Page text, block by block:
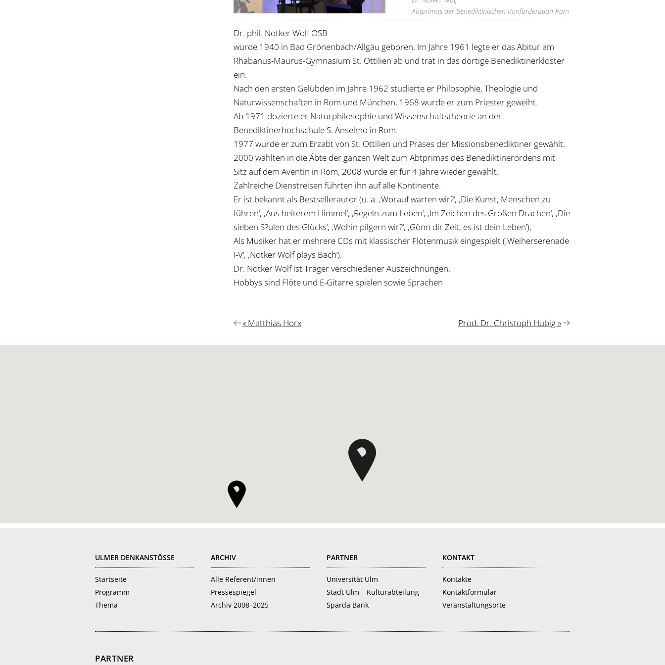
Abtprimas der Benediktinischen Konförderation Rom
Dr. phil. Notker Wolf OSB
wurde 1940 in Bad Grönenbach/Allgäu geboren. Im Jahre 1961 legte er das Abitur am
Rhabanus-Maurus-Gymnasium St. Ottilien ab und trat in das dortige Benediktinerkloster
ein.
Nach den ersten Gelübden im Jahre 1962 studierte er Philosophie, Theologie und
Naturwissenschaften in Rom und München, 1968 wurde er zum Priester geweiht.
Ab 1971 dozierte er Naturphilosophie und Wissenschaftstheorie an der
Benediktinerhochschule S. Anselmo in Rom.
1977 wurde er zum Erzabt von St. Ottilien und Präses der Missionsbenediktiner gewählt.
2000 wählten in die Äbte der ganzen Welt zum Abtprimas des Benediktinerordens mit
Sitz auf dem Aventin in Rom, 2008 wurde er für 4 Jahre wieder gewählt.
Zahlreiche Dienstreisen führten ihn auf alle Kontinente.
Er ist bekannt als Bestsellerautor (u. a. ‚Worauf warten wir?‘, ‚Die Kunst, Menschen zu
führen‘, ‚Aus heiterem Himmel‘, ‚Regeln zum Leben‘, ‚Im Zeichen des Großen Drachen‘, ‚Die
sieben S?ulen des Glücks‘, ‚Wohin pilgern wir?‘, ‚Gönn dir Zeit, es ist dein Leben‘),
Als Musiker hat er mehrere CDs mit klassischer Flötenmusik eingespielt (‚Weiherserenade
I-V‘, ‚Notker Wolf plays Bach‘).
Dr. Notker Wolf ist Träger verschiedener Auszeichnungen.
Hobbys sind Flöte und E-Gitarre spielen sowie Sprachen
Vorheriger
« Matthias Horx
Nächster
Prod. Dr. Christoph Hubig »
ULMER DENKANSTÖSSE
Startseite
Programm
Thema
ARCHIV
Alle Referent/innen
Pressespiegel
Archiv 2008–2025
PARTNER
Universität Ulm
Stadt Ulm – Kulturabteilung
Sparda Bank
KONTAKT
Kontakte
Kontaktformular
Veranstaltungsorte
PARTNER